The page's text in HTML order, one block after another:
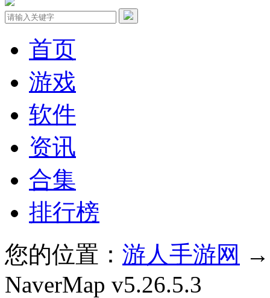
首页
游戏
软件
资讯
合集
排行榜
您的位置： 游人手游网
NaverMap v5.26.5.3